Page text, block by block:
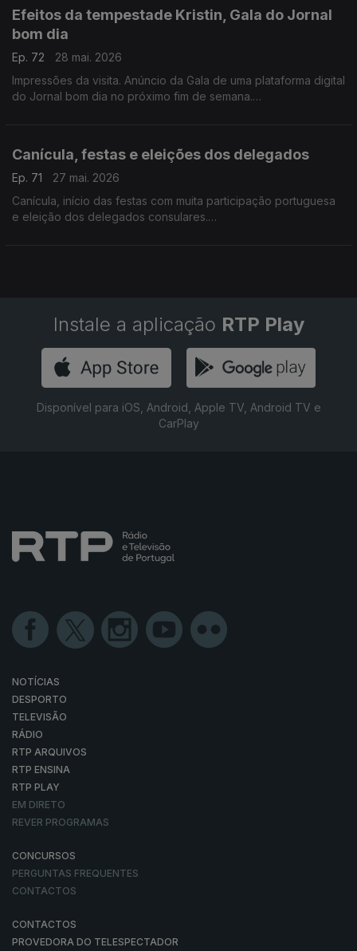
Efeitos da tempestade Kristin, Gala do Jornal
bom dia
Ep. 72
28 mai. 2026
Impressões da visita. Anúncio da Gala de uma plataforma digital
do Jornal bom dia no próximo fim de semana.
Canícula, festas e eleições dos delegados
Ep. 71
27 mai. 2026
Canícula, início das festas com muita participação portuguesa
e eleição dos delegados consulares.
Instale a aplicação RTP Play
Disponível para iOS, Android, Apple TV, Android TV e
CarPlay
NOTÍCIAS
DESPORTO
TELEVISÃO
RÁDIO
RTP ARQUIVOS
RTP ENSINA
RTP PLAY
EM DIRETO
REVER PROGRAMAS
CONCURSOS
PERGUNTAS FREQUENTES
CONTACTOS
CONTACTOS
PROVEDORA DO TELESPECTADOR